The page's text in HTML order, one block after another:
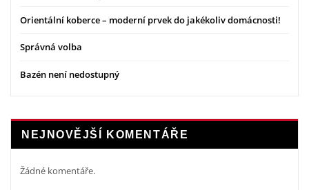
Orientální koberce – moderní prvek do jakékoliv domácnosti!
Správná volba
Bazén není nedostupný
NEJNOVĚJŠÍ KOMENTÁŘE
Žádné komentáře.